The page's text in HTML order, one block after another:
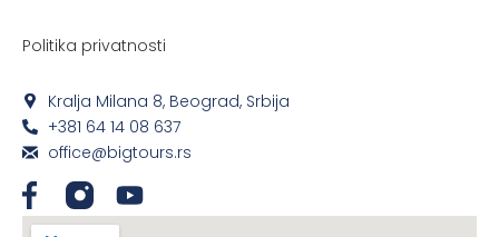
Politika privatnosti
Kralja Milana 8, Beograd, Srbija
+381 64 14 08 637
office@bigtours.rs